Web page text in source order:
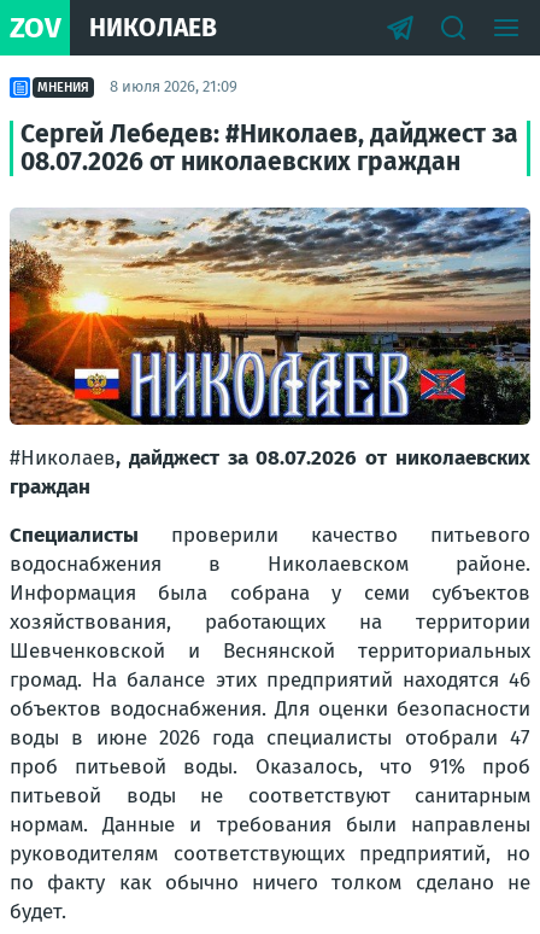
ZOV НИКОЛАЕВ
МНЕНИЯ 8 июля 2026, 21:09
Сергей Лебедев: #Николаев, дайджест за
08.07.2026 от николаевских граждан
#Николаев, дайджест за 08.07.2026 от николаевских
граждан
Специалисты проверили качество питьевого
водоснабжения в Николаевском районе.
Информация была собрана у семи субъектов
хозяйствования, работающих на территории
Шевченковской и Веснянской территориальных
громад. На балансе этих предприятий находятся 46
объектов водоснабжения. Для оценки безопасности
воды в июне 2026 года специалисты отобрали 47
проб питьевой воды. Оказалось, что 91% проб
питьевой воды не соответствуют санитарным
нормам. Данные и требования были направлены
руководителям соответствующих предприятий, но
по факту как обычно ничего толком сделано не
будет.